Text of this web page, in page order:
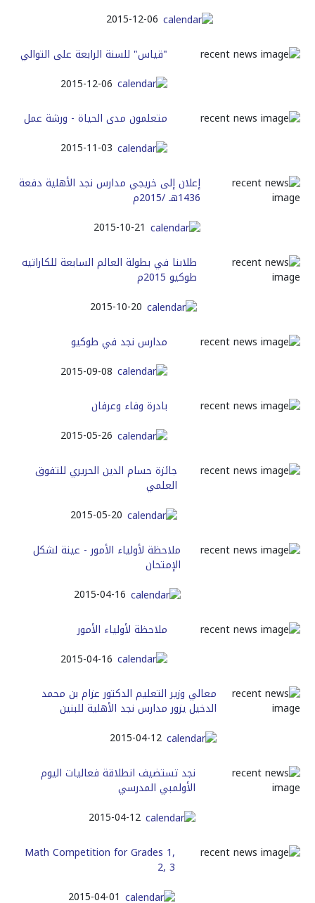
2015-12-06
"قياس" للسنة الرابعة على التوالي
2015-12-06
متعلمون مدى الحياة - ورشة عمل
2015-11-03
إعلان إلى خريجي مدارس نجد الأهلية دفعة
1436هـ /2015م
2015-10-21
طلابنا في بطولة العالم السابعة للكاراتيه
طوكيو 2015م
2015-10-20
مدارس نجد في طوكيو
2015-09-08
بادرة وفاء وعرفان
2015-05-26
جائزة حسام الدين الحريري للتفوق
العلمي
2015-05-20
ملاحظة لأولياء الأمور - عينة لشكل
الإمتحان
2015-04-16
ملاحظة لأولياء الأمور
2015-04-16
معالي وزير التعليم الدكتور عزام بن محمد
الدخيل يزور مدارس نجد الأهلية للبنين
2015-04-12
نجد تستضيف انطلاقة فعاليات اليوم
الأولمبي المدرسي
2015-04-12
Math Competition for Grades 1,
2, 3
2015-04-01